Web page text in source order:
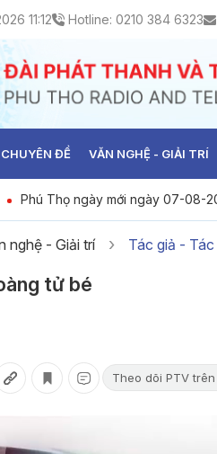
11:12 Hotline: 0210 384 6323
CHUYÊN ĐỀ VĂN NGHỆ - GIẢI TRÍ
Phú Thọ ngày mới ngày 07-08-
nghệ - Giải trí Tác giả - Tác
tử bé
Theo dõi PTV trên